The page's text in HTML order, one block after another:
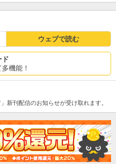
ウェブで読む
ド
機能！
新刊配信のお知らせが受け取れます。